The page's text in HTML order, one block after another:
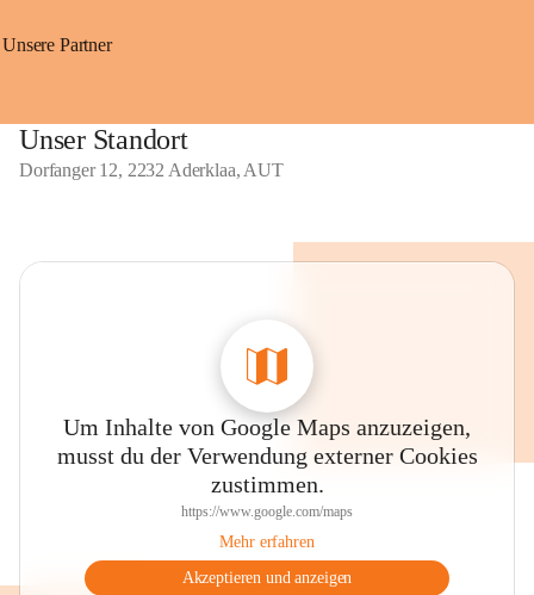
Unsere Partner
Unser Standort
Dorfanger 12, 2232 Aderklaa, AUT
Um Inhalte von Google Maps anzuzeigen,
musst du der Verwendung externer Cookies
zustimmen.
https://www.google.com/maps
Mehr erfahren
Akzeptieren und anzeigen